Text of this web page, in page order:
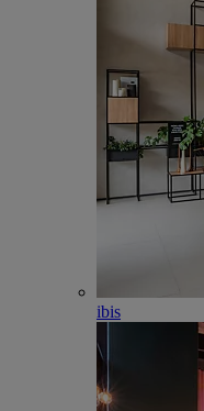
ibis